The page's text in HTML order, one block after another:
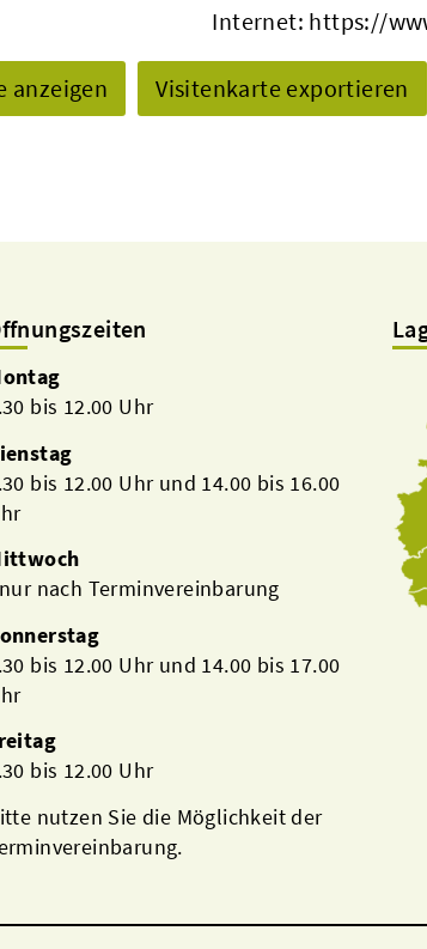
Internet: https://
anzeigen Visitenkarte exportieren
bis 12.00 Uhr
bis 12.00 Uhr und 14.00 bis 16.00
nach Terminvereinbarung
bis 12.00 Uhr und 14.00 bis 17.00
bis 12.00 Uhr
nutzen Sie die Möglichkeit der